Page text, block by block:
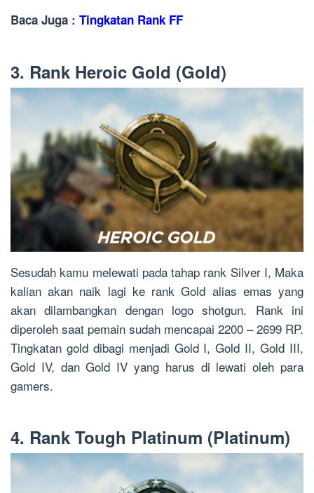
Baca Juga : Tingkatan Rank FF
3. Rank Heroic Gold (Gold)
Sesudah kamu melewati pada tahap rank Silver I, Maka
kalian akan naik lagi ke rank Gold alias emas yang
akan dilambangkan dengan logo shotgun. Rank ini
diperoleh saat pemain sudah mencapai 2200 – 2699 RP.
Tingkatan gold dibagi menjadi Gold I, Gold II, Gold III,
Gold IV, dan Gold IV yang harus di lewati oleh para
gamers.
4. Rank Tough Platinum (Platinum)